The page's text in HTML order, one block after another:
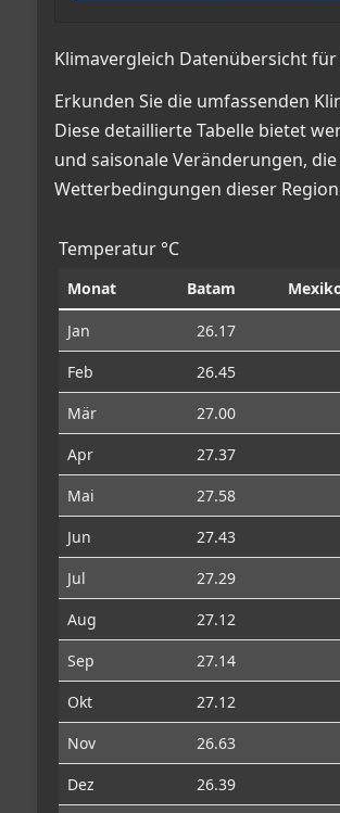
Klimavergleich Datenübersicht
Erkunden Sie die umfassenden
Diese detaillierte Tabelle bietet
und saisonale Veränderungen,
Wetterbedingungen dieser
Temperatur °C
Monat Batam
Jan 26.17
Feb
26.45
Mär
27.00
Apr
27.37
Mai
27.58
Jun
27.43
Jul
27.29
Aug
27.12
Sep
27.14
Okt
27.12
Nov
26.63
Dez
26.39